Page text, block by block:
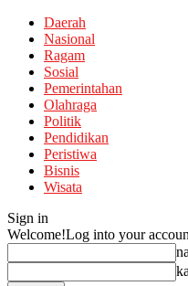
Daerah
Nasional
Ragam
Sosial
Pemerintahan
Olahraga
Politik
Pendidikan
Peristiwa
Bisnis
Wisata
Sign in
Welcome!Log into your